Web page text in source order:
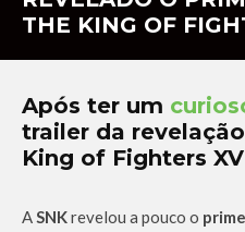
THE KING OF
Após ter um
trailer da
King of Fighters
ASNKrevelou a pouco o